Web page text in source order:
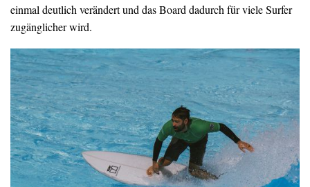
einmal deutlich verändert und das Board dadurch für viele Surfer
zugänglicher wird.